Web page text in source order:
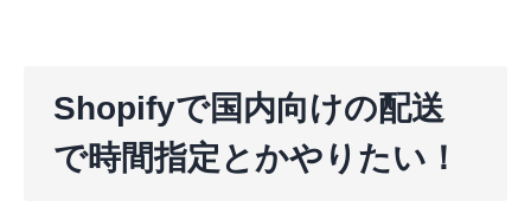
Shopifyで国内向けの配送
で時間指定とかやりたい！